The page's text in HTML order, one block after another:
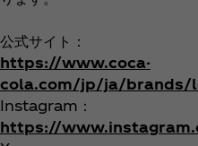
公式サイト：
https://www.coca-
cola.com/jp/ja/brands/
Instagram：
https://